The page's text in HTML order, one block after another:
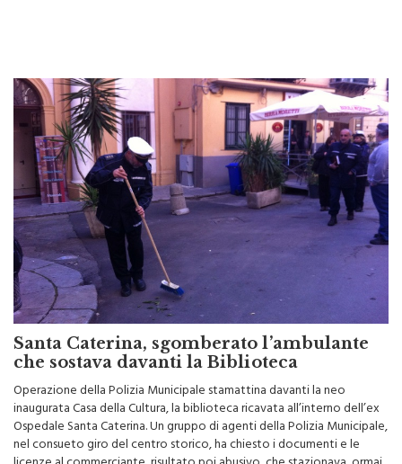
Santa Caterina, sgomberato l’ambulante
che sostava davanti la Biblioteca
Operazione della Polizia Municipale stamattina davanti la neo
inaugurata Casa della Cultura, la biblioteca ricavata all’interno dell’ex
Ospedale Santa Caterina. Un gruppo di agenti della Polizia Municipale,
nel consueto giro del centro storico, ha chiesto i documenti e le